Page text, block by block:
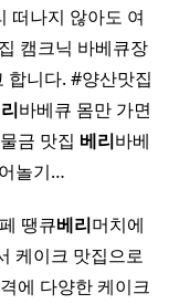
떠나지 않아도 여
캠크닉 바베큐장
합니다. #양산맛집
바베큐 몸만 가면
금 맛집 베리바베
놀기…
땡큐베리머치에
케이크 맛집으로
에 다양한 케이크